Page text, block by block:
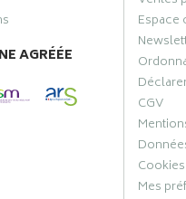
AGRÉÉE
Espace
CGV
Cookies
Mes